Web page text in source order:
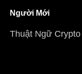
Người Mới
Thuật Ngữ Crypto